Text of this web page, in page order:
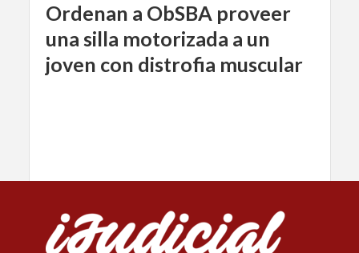
Ordenan a ObSBA proveer
una silla motorizada a un
joven con distrofia muscular